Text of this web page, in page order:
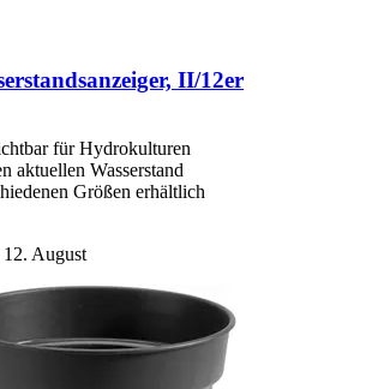
II/12er
für Hydrokulturen
aktuellen Wasserstand
Größen erhältlich
August